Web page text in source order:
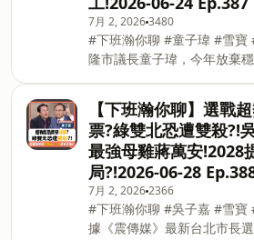
真的抓人，而是會改變很多人
害台灣民主自由。當大家凡事
審查，就會達到中共希望看
治威懾，達成「漸進式實現統
Hosting provided by So
看，蔣萬安的支持度大幅領先
民黨在台北市是否躺著選都能
國政議題發言的蔣萬安市長
過2028？殷瑋對此也首度曝
心法。 -- Hosting provided by
SoundOn
7月 2, 20263480
#下班瀚你聊 #童子瑋 #雪寶 #
隆市議長童子瑋，今年放棄
此，童子瑋表示，如果繼續
當選，也很有機會再做議長
友都勸他繼續再當議長，等謝
年再選，但他之所以要從政，
改變基隆，但當議員是監督，
長，童子瑋表示，自己絕對有
央跟地方的資源，讓基隆可
童子瑋說，基隆曾經繁華過
【下班瀚你聊】選戰
票?綠雙北恐遭雙殺?!
最強母雞蔣萬安!2028
局?!2026-06-28
7月 2, 20262366
#下班瀚你聊 #吳子嘉 #雪寶 #
據《震傳媒》最新台北市長